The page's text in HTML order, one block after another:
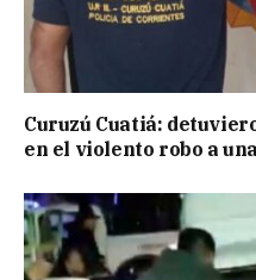
Curuzú Cuatiá:
en el violento robo a